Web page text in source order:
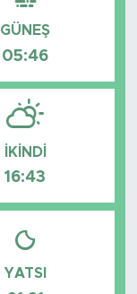
GÜNEŞ
05:46
İKINDI
16:43
YATSI